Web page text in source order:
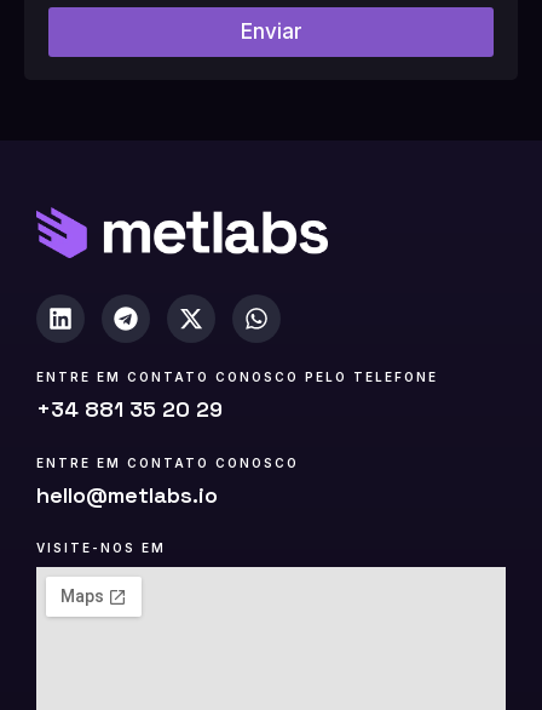
p
n
i
a
Enviar
ENTRE EM CONTATO CONOSCO PELO TELEFONE
+34 881 35 20 29
ENTRE EM CONTATO CONOSCO
hello@metlabs.io
VISITE-NOS EM